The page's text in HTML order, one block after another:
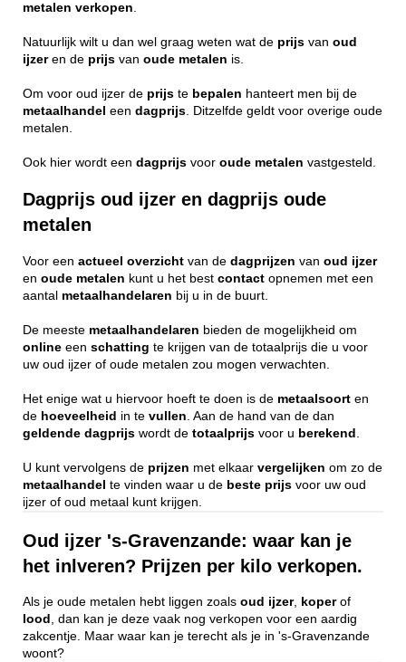
metalen verkopen.
Natuurlijk wilt u dan wel graag weten wat de prijs van oud
ijzeren de prijs van oude metalen is.
Om voor oud ijzer de prijs te bepalen hanteert men bij de
metaalhandel een dagprijs. Ditzelfde geldt voor overige oude
metalen.
Ook hier wordt een dagprijs voor oude metalen vastgesteld.
Dagprijs oud ijzer en dagprijs oude
metalen
Voor een actueel overzicht van de dagprijzen van oud ijzer
en oude metalen kunt u het best contact opnemen met een
aantal metaalhandelaren bij u in de buurt.
De meeste metaalhandelaren bieden de mogelijkheid om
online een schatting te krijgen van de totaalprijs die u voor
uw oud ijzer of oude metalen zou mogen verwachten.
Het enige wat u hiervoor hoeft te doen is de metaalsoort en
de hoeveelheid in te vullen . Aan de hand van de dan
geldende dagprijs wordt de totaalprijs voor u berekend
U kunt vervolgens de prijzen met elkaar vergelijken om zo de
metaalhandel te vinden waar u de beste prijs voor uw oud
ijzer of oud metaal kunt krijgen.
Oud ijzer 's-Gravenzande: waar kan je
het inlveren? Prijzen per kilo verkopen.
Als je oude metalen hebt liggen zoals oud ijzer, koperof
lood , dan kan je deze vaak nog verkopen voor een aardig
zakcentje. Maar waar kan je terecht als je in 's-Gravenzande
woont?